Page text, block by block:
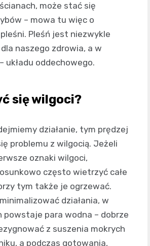
może stać się
– mowa tu więc o
Pleśń jest niezwykle
naszego zdrowia, a w
układu oddechowego.
się wilgoci?
działanie, tym prędzej
problemu z wilgocią. Jeżeli
oznaki wilgoci,
często wietrzyć całe
tym także je ogrzewać.
działania, w
powstaje para wodna – dobrze
z suszenia mokrych
a podczas gotowania,